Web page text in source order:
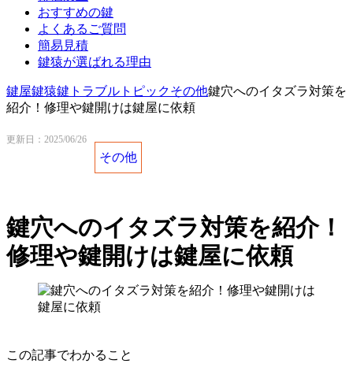
おすすめの鍵
よくあるご質問
簡易見積
鍵猿が選ばれる理由
鍵屋鍵猿鍵トラブルトピックその他鍵穴へのイタズラ対策を
紹介！修理や鍵開けは鍵屋に依頼
更新日：2025/06/26
その他
鍵穴へのイタズラ対策を紹介！
修理や鍵開けは鍵屋に依頼
この記事でわかること